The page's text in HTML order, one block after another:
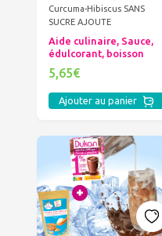
Curcuma-Hibiscus SANS
SUCRE AJOUTE
Aide culinaire, Sauce,
édulcorant, boisson
5,65€
Ajouter au panier